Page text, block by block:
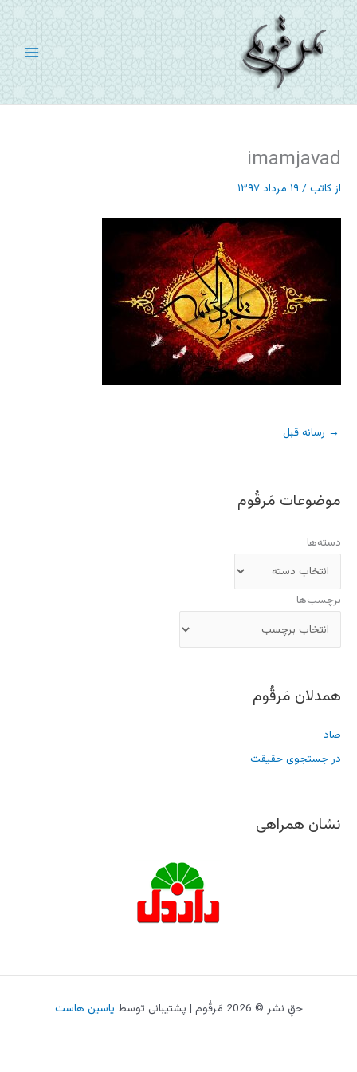
پرش
به
محتوا
imamjavad
از کاتب / ۱۹ مرداد ۱۳۹۷
→ رسانه قبل
موضوعات مَرقُوم
دسته‌ها
برچسب‌ها
همدلان مَرقُوم
صاد
در جستجوی حقیقت
نشان همراهی
حقِ نشر © 2026 مَرقُوم | پشتیبانی توسط یاسین هاست